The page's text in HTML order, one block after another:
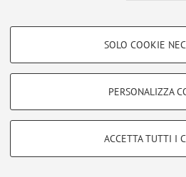
COOKIE DI PROFILAZIONE -
COOKIE TECNICI - NECESSARI
Si tratta di cookie tecnici utilizzati, a
SOLO COOKIE
PERSONALIZZA
ACCETTA TUTTI I
© 2026 - ALMA MATER STUDIORUM
Zamboni, 33 - 40126 Bologna -